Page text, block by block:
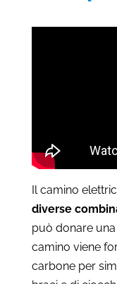
Il camino
diverse
può donare
camino viene
carbone per